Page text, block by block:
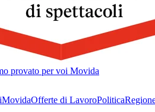
provato per voi Movida
MovidaOfferte di LavoroPolitica